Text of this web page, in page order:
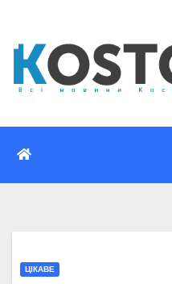
вмісту
ЦІКАВЕ